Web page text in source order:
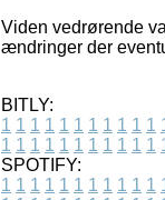
Viden vedrørende
ændringer der
BITLY:
1 1 1 1 1 1 1 1 1 1 1
1 1 1 1 1 1 1 1 1 1 1
SPOTIFY:
1 1 1 1 1 1 1 1 1 1 1